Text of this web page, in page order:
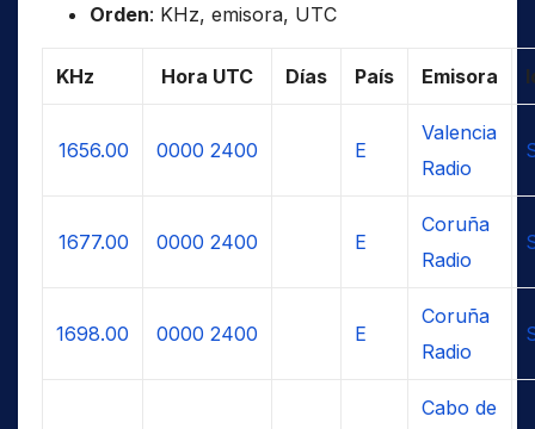
Orden: KHz, emisora, UTC
KHz Hora UTC Días País Emisora
1656.00 0000 2400 E
Valencia
Radio
1677.00 0000 2400 E
Coruña
Radio
1698.00 0000 2400 E
Coruña
Radio
Cabo de